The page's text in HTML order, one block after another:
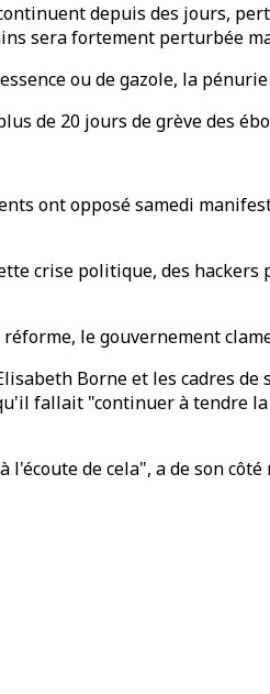
depuis des jours,
sera fortement perturbée
ou de gazole, la
de 20 jours de grève des
ont opposé samedi
crise politique, des
le gouvernement
Borne et les cadres
fallait "continuer à tendre
de cela", a de son